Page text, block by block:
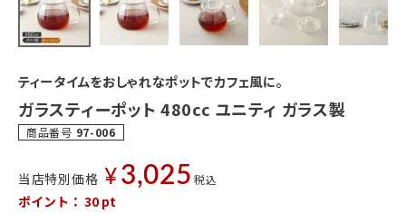
ティータイムをおしゃれなポットでカフェ風に。
ガラスティーポット 480cc ユニティ ガラス製
商品番号 97-006
当店特別価格 ¥ 3,025 税込
ポイント： 30 pt